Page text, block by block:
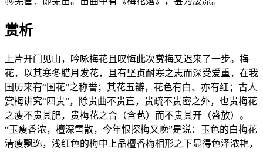
赏析
上片开门见山，吟咏梅花且叹悔此次赏梅又迟来了一步。梅
花，以其寒冬腊月发花，且有坚贞耐寒之志而深受爱重，在我
国历来有“国花”之称誉；其花五瓣，花色有白、亦有红；古人
赏梅讲究“四贵”，除贵曲不贵直，贵疏不贵密之外，也贵梅花
之瘦不贵其肥，贵梅花之合（含苞）而不贵其开（盛放）。
“玉瘦香浓，檀深雪散，今年恨探梅又晚”是说：玉色的白梅花
清瘦飘逸，浅红色的梅中上品檀香梅相形之下显得色泽浓艳，